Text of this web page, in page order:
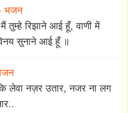
- भजन
तुम्हे रिझाने आई हूँ, वाणी में
सुनाने आई हूँ ॥
लेवा नज़र उतार, नजर ना लग